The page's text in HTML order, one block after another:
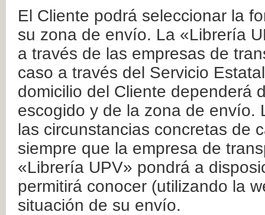
El Cliente podrá seleccionar la
su zona de envío. La «Librería
a través de las empresas de
caso a través del Servicio
domicilio del Cliente dependerá
escogido y de la zona de envío.
las circunstancias concretas de
siempre que la empresa de
«Librería UPV» pondrá a
permitirá conocer (utilizando la
situación de su envío.